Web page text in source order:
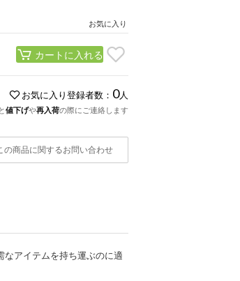
お気に入り
カートに入れる
お気に入り登録者数： 0人
値下げや再入荷の際にご連絡します
の商品に関するお問い合わせ
なアイテムを持ち運ぶのに適